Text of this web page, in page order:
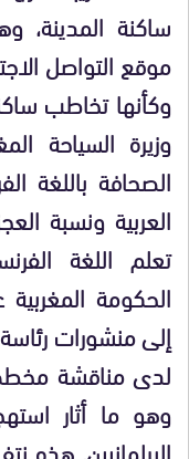
ساكنة المدينة،
موقع التواصل
وكأنها تخاطب
وزيرة السياحة
الصحافة باللغة
العربية ونسبة
تعلم اللغة
الحكومة
إلى منشورات
لدى مناقشة
وهو ما أثار